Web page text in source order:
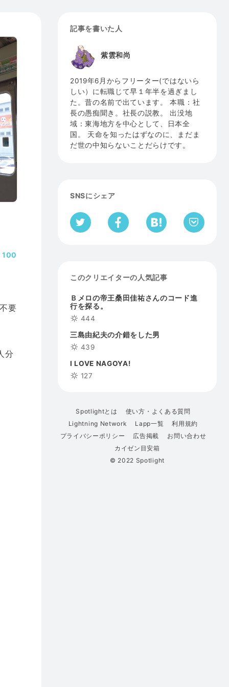
100
要
分
記事を書いた人
紫雲和尚
2019年6月からフリーター(ではないら
しい）に転職じて早１年半を過ぎまし
た。昔の名前で出ています。 本職：社
長の愚痴聞き。社長の説教。 出没地
域：東海地方を中心として、日本全
国。 天命を知ったはずなのに、まだま
だ世の中知らないことだらけです。
SNSにシェア
このクリエイターの人気記事
Ｂメロの帝王桑田佳祐さんのコード進
行を探る。
444
三島由紀夫の介錯をした男
439
I LOVE NAGOYA!
127
Spotlightとは
使い方・よくある質問
Lightning Network
Lapp一覧
利用規約
プライバシーポリシー
広告掲載
お問い合わせ
カイゼン目安箱
© 2022 Spotlight